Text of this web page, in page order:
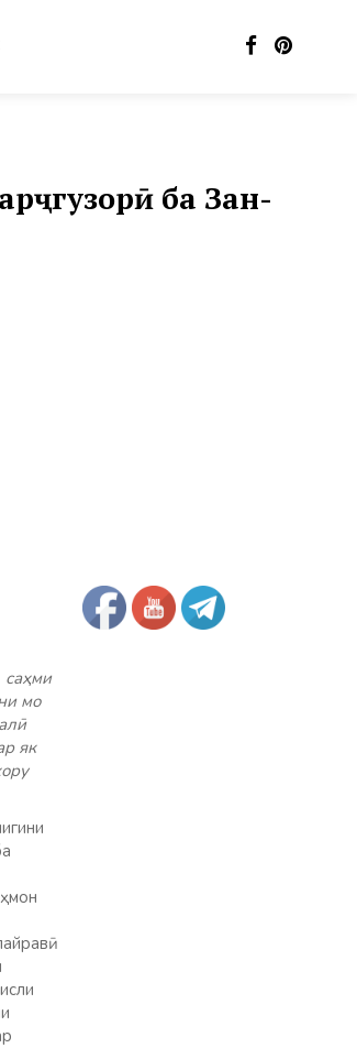
ба Зан-
саҳми
мо
як